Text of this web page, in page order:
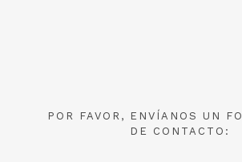
POR FAVOR, ENVÍANOS UN
DE CONTACTO: